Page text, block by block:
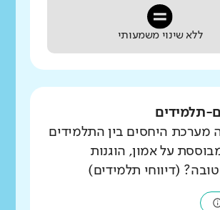
ללא שינוי משמעותי
תלמידים
מערכת היחסים בין התלמידים
על אמון, הוגנות
(דיווחי תלמידים)